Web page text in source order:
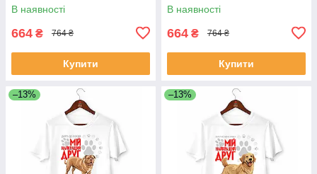
друг" Push IT
В наявності
664 ₴ 764 ₴
Купити
найкращий друг" Push IT
В наявності
664 ₴ 764 ₴
Купити
–13% –13%